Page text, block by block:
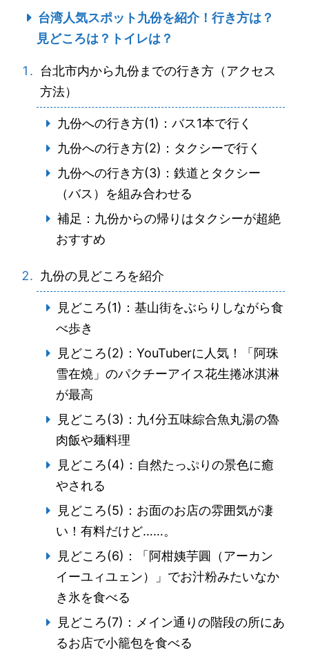
台湾人気スポット九份を紹介！行き方は？
見どころは？トイレは？
台北市内から九份までの行き方（アクセス
方法）
九份への行き方(1)：バス1本で行く
九份への行き方(2)：タクシーで行く
九份への行き方(3)：鉄道とタクシー
（バス）を組み合わせる
補足：九份からの帰りはタクシーが超絶
おすすめ
九份の見どころを紹介
見どころ(1)：基山街をぶらりしながら食
べ歩き
見どころ(2)：YouTuberに人気！「阿珠
雪在燒」のパクチーアイス花生捲冰淇淋
が最高
見どころ(3)：九ｲ分五味綜合魚丸湯の魯
肉飯や麺料理
見どころ(4)：自然たっぷりの景色に癒
やされる
見どころ(5)：お面のお店の雰囲気が凄
い！有料だけど……。
見どころ(6)：「阿柑姨芋圓（アーカン
イーユィユェン）」でお汁粉みたいなか
き氷を食べる
見どころ(7)：メイン通りの階段の所にあ
るお店で小籠包を食べる